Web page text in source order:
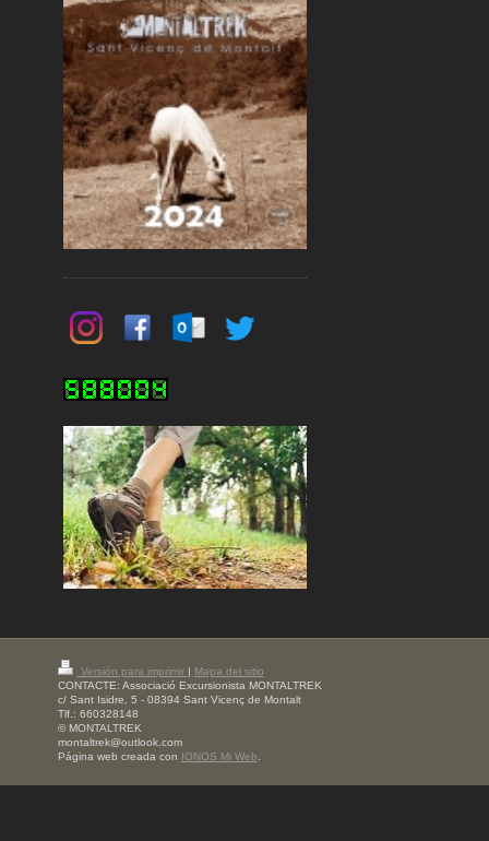
Versión para imprimir | Mapa del sitio
CONTACTE: Associació Excursionista MONTALTREK
c/ Sant Isidre, 5 - 08394 Sant Vicenç de Montalt
Tlf.: 660328148
© MONTALTREK
montaltrek@outlook.com
Página web creada con IONOS Mi Web